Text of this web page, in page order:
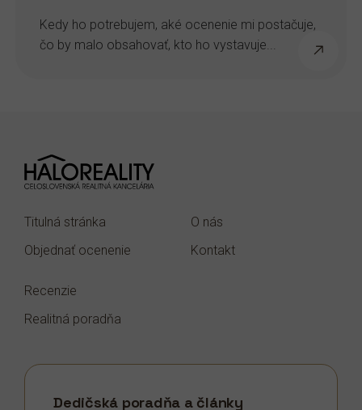
Kedy ho potrebujem, aké ocenenie mi postačuje,
čo by malo obsahovať, kto ho vystavuje...
Titulná stránka
Objednať ocenenie
O nás
Kontakt
Recenzie
Realitná poradňa
Dedičská poradňa a články